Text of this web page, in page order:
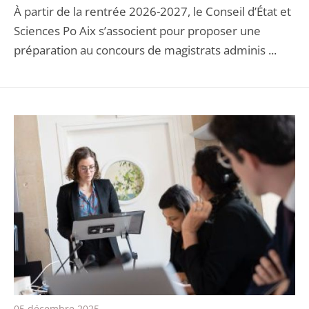
À partir de la rentrée 2026-2027, le Conseil d’État et
Sciences Po Aix s’associent pour proposer une
préparation au concours de magistrats adminis ...